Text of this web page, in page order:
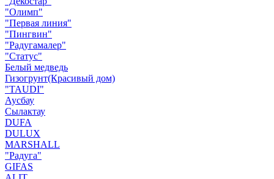
"Олимп"
"Первая линия"
"Пингвин"
"Радугамалер"
"Статус"
Белый медведь
Гизогрунт(Красивый дом)
"TAUDI"
Аусбау
Сылактау
DUFA
DULUX
MARSHALL
"Радуга"
GIFAS